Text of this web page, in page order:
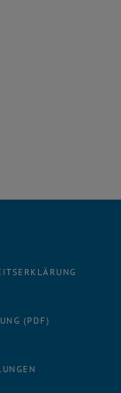
URL in einem neuen
(PDF)